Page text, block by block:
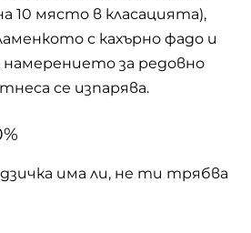
10 място в класацията),
с кахърно фадо и
за редовно
се изпарява.
има ли, не ти трябва